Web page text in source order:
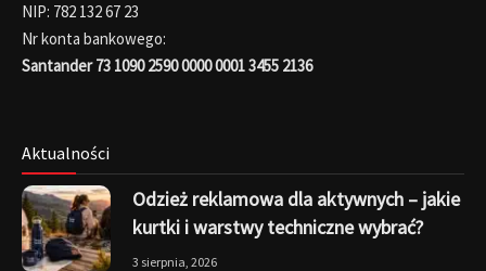
NIP: 782 132 67 23
Nr konta bankowego:
Santander 73 1090 2590 0000 0001 3455 2136
Aktualności
Odzież reklamowa dla aktywnych – jakie
kurtki i warstwy techniczne wybrać?
3 sierpnia, 2026